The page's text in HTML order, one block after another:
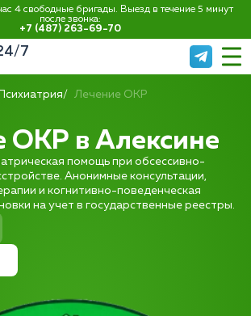
4 свободные бригады. Выезд в течение 5 минут
после звонка:
+7 (487) 263-69-70
7
Психиатрия Лечение ОКР
ОКР в Алексине
помощь при обсессивно-
Анонимные консультации,
и когнитивно-поведенческая
на учет в государственные реестры.